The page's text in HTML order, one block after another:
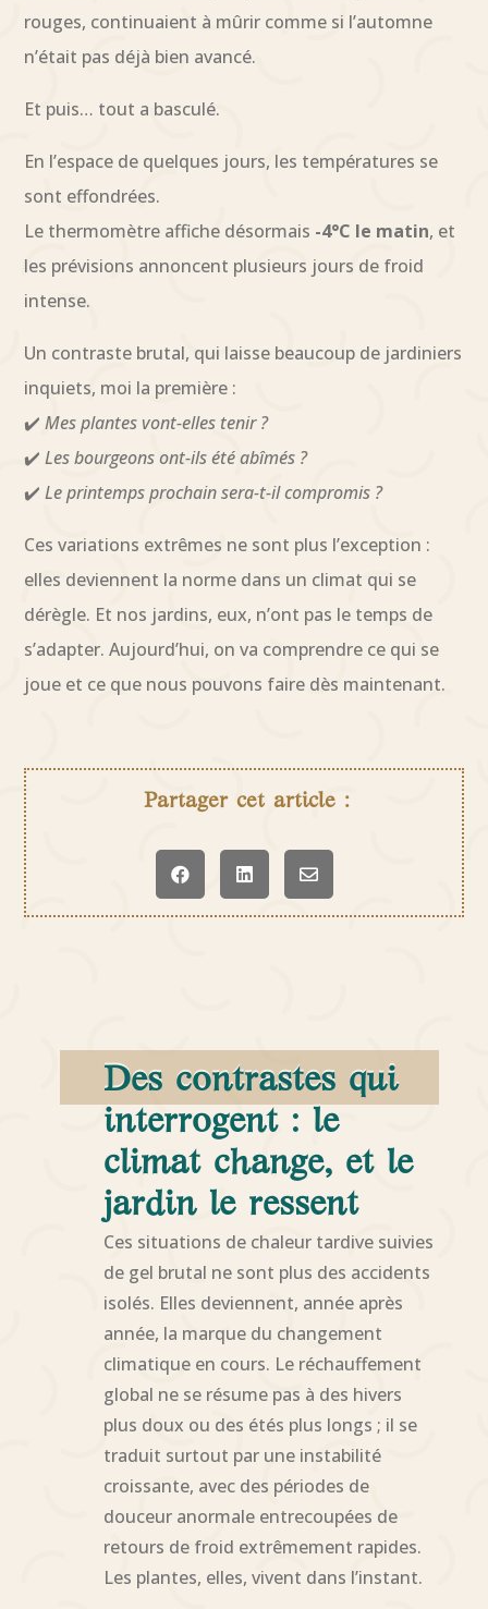
rouges, continuaient à mûrir comme si l’automne
n’était pas déjà bien avancé.
Et puis… tout a basculé.
En l’espace de quelques jours, les températures se
sont effondrées.
Le thermomètre affiche désormais -4°C le matin, et
les prévisions annoncent plusieurs jours de froid
intense.
Un contraste brutal, qui laisse beaucoup de jardiniers
inquiets, moi la première :
✔️Mes plantes vont-elles tenir ?
✔️Les bourgeons ont-ils été abîmés ?
✔️Le printemps prochain sera-t-il compromis ?
Ces variations extrêmes ne sont plus l’exception :
elles deviennent la norme dans un climat qui se
dérègle. Et nos jardins, eux, n’ont pas le temps de
s’adapter. Aujourd’hui, on va comprendre ce qui se
joue et ce que nous pouvons faire dès maintenant.
Partager cet article :
  
Des contrastes qui
interrogent : le
climat change, et le
jardin le ressent
Ces situations de chaleur tardive suivies
de gel brutal ne sont plus des accidents
isolés. Elles deviennent, année après
année, la marque du changement
climatique en cours. Le réchauffement
global ne se résume pas à des hivers
plus doux ou des étés plus longs ; il se
traduit surtout par une instabilité
croissante, avec des périodes de
douceur anormale entrecoupées de
retours de froid extrêmement rapides.
Les plantes, elles, vivent dans l’instant.